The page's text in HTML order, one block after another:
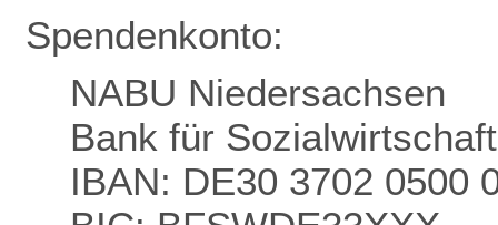
Spendenkonto:
NABU Niedersachsen
Bank für
IBAN: DE30 3702 0500